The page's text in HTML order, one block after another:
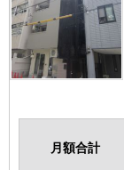
月額合計